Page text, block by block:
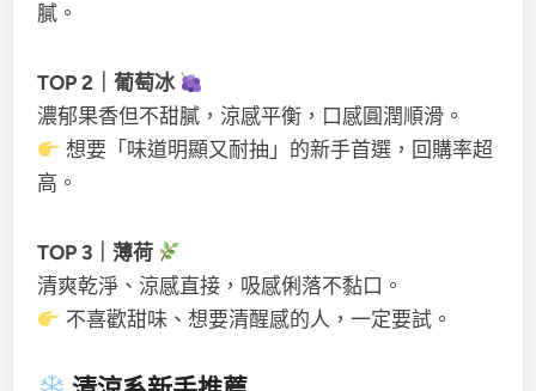
膩。
TOP 2｜葡萄冰
濃郁果香但不甜膩，涼感平衡，口感圓潤順滑。
想要「味道明顯又耐抽」的新手首選，回購率超
高。
TOP 3｜薄荷
清爽乾淨、涼感直接，吸感俐落不黏口。
不喜歡甜味、想要清醒感的人，一定要試。